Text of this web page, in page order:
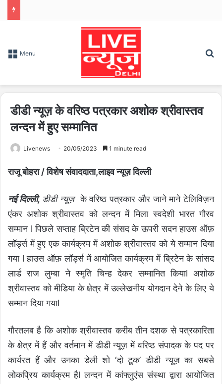
Menu
डीडी न्यूज़ के वरिष्ठ पत्रकार अशोक श्रीवास्तव
लन्दन में हुए सम्मानित
Livenews 20/05/2023 1 minute read
राजू बोहरा / विशेष संवाददाता,लाइव न्यूज़ दिल्ली
नई दिल्ली, डीडी न्यूज़ के वरिष्ठ पत्रकार और जाने माने टेलिविज़न
एंकर अशोक श्रीवास्तव को लन्दन में मिला स्वदेशी भारत गौरव
सम्मान l पिछले सप्ताह ब्रिटेन की संसद के ऊपरी सदन हाउस ऑफ़
लॉर्ड्स में हुए एक कार्यक्रम में अशोक श्रीवास्तव को ये सम्मान दिया
गया l हाउस ऑफ़ लॉर्ड्स में आयोजित कार्यक्रम में ब्रिटेन के सांसद
लार्ड राज लुम्बा ने स्मृति चिन्ह देकर सम्मानित कियाl अशोक
श्रीवास्तव को मीडिया के क्षेत्र में उल्लेखनीय योगदान देने के लिए ये
सम्मान दिया गयाl
गौरतलब है कि अशोक श्रीवास्तव करीब तीन दशक से पत्रकारिता
के क्षेत्र में हैं और वर्तमान में डीडी न्यूज़ में वरिष्ठ संपादक के पद पर
कार्यरत हैं और उनका डेली शो ‘दो टूक’ डीडी न्यूज़ का सबसे
लोकप्रिय कार्यक्रम हैl लन्दन में कांफ्लुएंस संस्था द्वारा आयोजित